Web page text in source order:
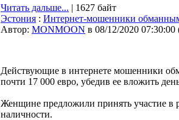
Читать дальше... | 1627 байт
Эстония : Интернет-мошенники
Автор: MONMOON в 08/12/2020 07:30:00
Действующие в интернете мошенники
почти 17 000 евро, убедив ее вложить
Женщине предложили принять участие в
наличности.